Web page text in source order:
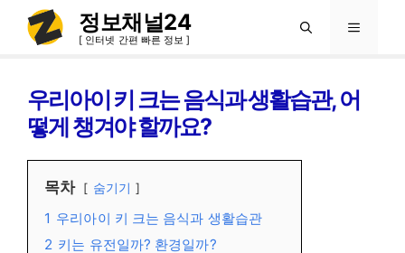
정보채널24
[ 인터넷 간편 빠른 정보 ]
메
우리아이 키 크는 음식과 생활습관, 어
떻게 챙겨야 할까요?
목차 숨기기
1 우리아이 키 크는 음식과 생활습관
2 키는 유전일까? 환경일까?